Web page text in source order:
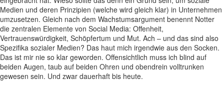
Medien und deren Prinzipien (welche wird gleich klar) in Unternehmen
umzusetzen. Gleich nach dem Wachstumsargument benennt Notter
die zentralen Elemente von Social Media: Offenheit,
Vertrauenswürdigkeit, Schöpfertum und Mut. Ach – und das sind also
Spezifika sozialer Medien? Das haut mich irgendwie aus den Socken.
Das ist mir nie so klar geworden. Offensichtlich muss ich blind auf
beiden Augen, taub auf beiden Ohren und obendrein volltrunken
gewesen sein. Und zwar dauerhaft bis heute.